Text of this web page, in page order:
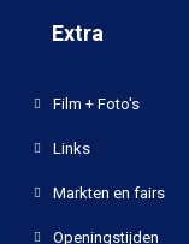
Extra
Film + Foto's
Links
Markten en fairs
Openingstijden